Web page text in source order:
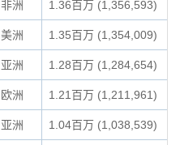
非洲 1.36百万 (1,356,593)
美洲 1.35百万 (1,354,009)
亚洲 1.28百万 (1,284,654)
欧洲 1.21百万 (1,211,961)
亚洲 1.04百万 (1,038,539)